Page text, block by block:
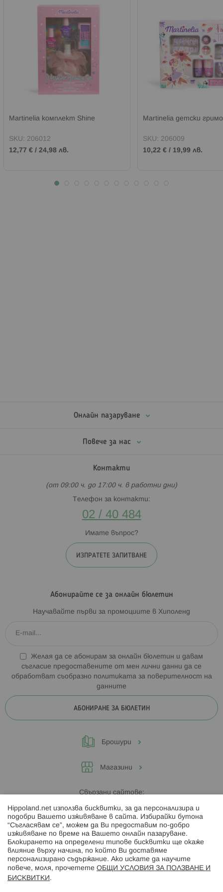
Martinelia комплект Shine
SKU: 206012
12,77 € / 24,98 лв.
Martinelia детски
SKU: 206009
10,22 € / 19,99 лв.
Онлайн пазаруване
Повече за нас
Контакти
(от 09:00 ч. до 17:00 ч. в работни дни)
Телефон за контакти:
02 / 40 484
Имате въпрос?
ИЗПРАТЕТЕ ЗАПИТВАНЕ
Абонирайте се за онлайн бюлетин
Научавайте първи за промоциите в Хиполенд
Желая да се абонирам за онлайн бюлетин и давам
съгласие предоставените от мен лични данни да се
обработват съобразно политиката за поверителност на
данните
АБОНИРАНЕ ЗА БЮЛЕТИН
Брошури
Магазини
Свързани сайтове:
Hippoland.ro
Последвайте ни:
Hippoland.net използва бисквитки, за да персонализира и
подобри Вашето изживяване в сайта. Избирайки бутона
“Съгласявам се”, можем да Ви предоставим по-добро
изживяване по време на Вашето онлайн пазаруване.
Блокирането на определени типове бисквитки ще окаже
влияние върху начина, по който Ви доставяме
персонализирано съдържание. Ако искате да научите
повече, моля, прочетете ОБЩИ УСЛОВИЯ ЗА ПОЛЗВАНЕ И
БИСКВИТКИ .